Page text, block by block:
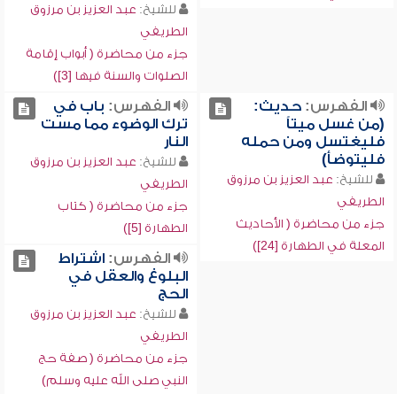
للشيخ: عبد العزيز بن مرزوق
الطريفي
جزء من محاضرة ( أبواب إقامة
الصلوات والسنة فيها [3])
الفهرس:حديث:
(من غسل ميتاً
فليغتسل ومن حمله
فليتوضأ)
للشيخ: عبد العزيز بن مرزوق
الطريفي
جزء من محاضرة ( الأحاديث
المعلة في الطهارة [24])
الفهرس: باب في
ترك الوضوء مما مست
النار
للشيخ: عبد العزيز بن مرزوق
الطريفي
جزء من محاضرة ( كتاب
الطهارة [5])
الفهرس:اشتراط
البلوغ والعقل في
الحج
للشيخ: عبد العزيز بن مرزوق
الطريفي
جزء من محاضرة ( صفة حج
النبي صلى الله عليه وسلم)